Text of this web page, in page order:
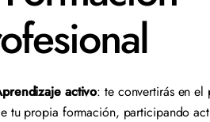
activo: te convertirás en el
tu propia formación, participando